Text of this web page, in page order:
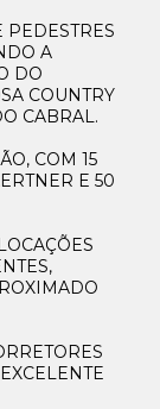
PEDESTRES
A
DO
COUNTRY
CABRAL.
COM 15
E 50